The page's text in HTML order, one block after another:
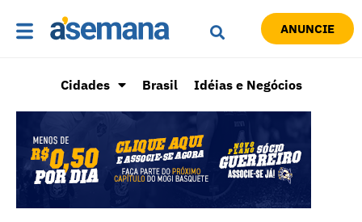
ANUNCIE
Cidades Brasil Idéias e Negócios